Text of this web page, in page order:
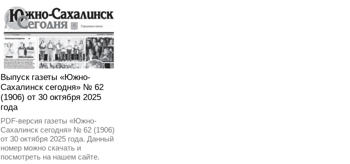
Выпуск газеты «Южно-
Сахалинск сегодня» № 62
(1906) от 30 октября 2025
года
PDF-версия газеты «Южно-
Сахалинск сегодня» № 62 (1906)
от 30 октября 2025 года. Данный
номер можно скачать и
посмотреть на нашем сайте.